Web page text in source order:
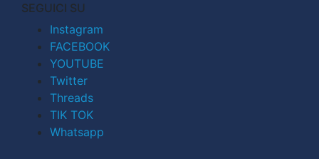
SEGUICI SU
Instagram
FACEBOOK
YOUTUBE
Twitter
Threads
TIK TOK
Whatsapp